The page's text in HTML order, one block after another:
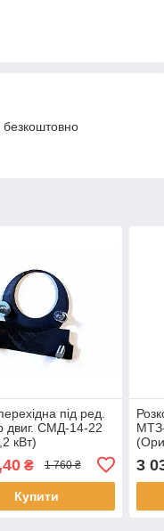
під ред.
двиг. СМД-14-22
кВт)
₴ 1 760 ₴
Купити
3